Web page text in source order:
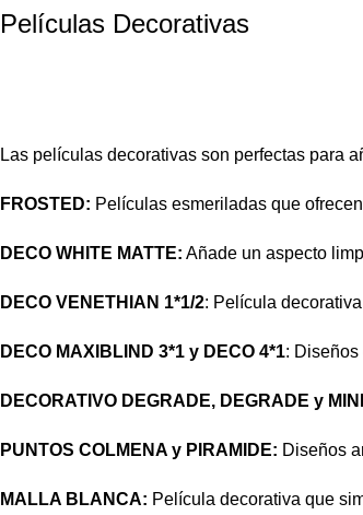
Películas Decorativas
Las películas decorativas son perfectas para
FROSTED: Películas esmeriladas que
DECO WHITE MATTE: Añade un aspecto
DECO VENETHIAN 1*1/2: Película
DECO MAXIBLIND 3*1 y DECO 4*1:
DECORATIVO DEGRADE, DEGRADE y
PUNTOS COLMENA y PIRAMIDE: Diseños
MALLA BLANCA: Película decorativa que